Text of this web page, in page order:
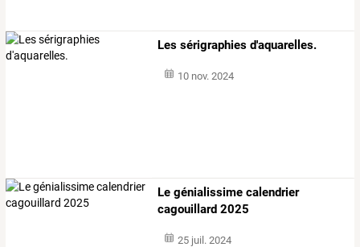
Les sérigraphies d'aquarelles.
10 nov. 2024
Le génialissime calendrier
cagouillard 2025
25 juil. 2024